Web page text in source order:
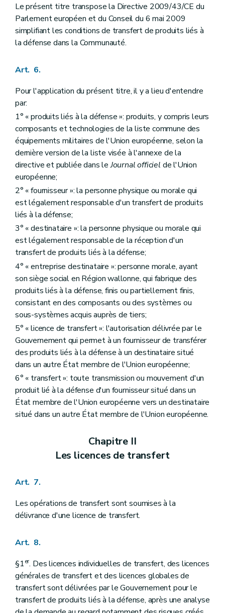
Le présent titre transpose la Directive 2009/43/CE du
Parlement européen et du Conseil du 6 mai 2009
simplifiant les conditions de transfert de produits liés à
la défense dans la Communauté.
Art. 6.
Pour l'application du présent titre, il y a lieu d'entendre
par:
1° « produits liés à la défense »: produits, y compris leurs
composants et technologies de la liste commune des
équipements militaires de l'Union européenne, selon la
dernière version de la liste visée à l'annexe de la
directive et publiée dans leJournal officiel de l'Union
européenne;
2° « fournisseur »: la personne physique ou morale qui
est légalement responsable d'un transfert de produits
liés à la défense;
3° « destinataire »: la personne physique ou morale qui
est légalement responsable de la réception d'un
transfert de produits liés à la défense;
4° « entreprise destinataire »: personne morale, ayant
son siège social en Région wallonne, qui fabrique des
produits liés à la défense, finis ou partiellement finis,
consistant en des composants ou des systèmes ou
sous-systèmes acquis auprès de tiers;
5° « licence de transfert »: l'autorisation délivrée par le
Gouvernement qui permet à un fournisseur de transférer
des produits liés à la défense à un destinataire situé
dans un autre État membre de l'Union européenne;
6° « transfert »: toute transmission ou mouvement d'un
produit lié à la défense d'un fournisseur situé dans un
État membre de l'Union européenne vers un destinataire
situé dans un autre État membre de l'Union européenne.
Chapitre II
Les licences de transfert
Art. 7.
Les opérations de transfert sont soumises à la
délivrance d'une licence de transfert.
Art. 8.
§1er. Des licences individuelles de transfert, des licences
générales de transfert et des licences globales de
transfert sont délivrées par le Gouvernement pour le
transfert de produits liés à la défense, après une analyse